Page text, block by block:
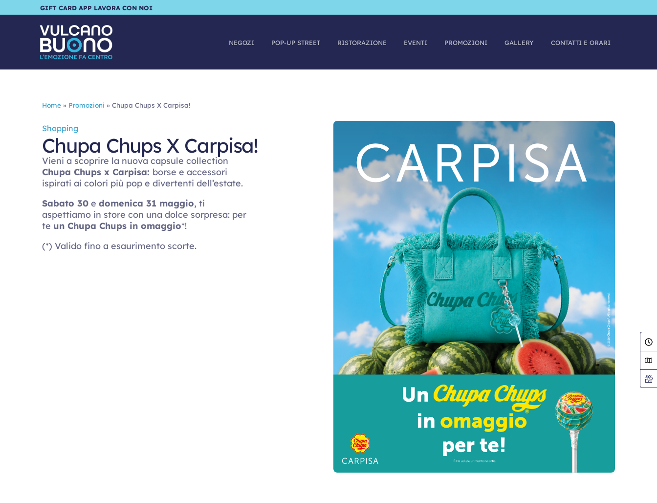
GIFT CARD APP LAVORA CON NOI
NEGOZI POP-UP STREET RISTORAZIONE EVENTI PROMOZIONI GALLERY CONTATTI E ORARI
Home » Promozioni »Chupa Chups X Carpisa!
Shopping
Chupa Chups X Carpisa!
Vieni a scoprire la nuova capsule collection
Chupa Chups x Carpisa: borse e accessori
ispirati ai colori più pop e divertenti dell’estate.
Sabato 30 edomenica 31 maggio, ti
aspettiamo in store con una dolce sorpresa: per
te un Chupa Chups in omaggio*!
(*) Valido fino a esaurimento scorte.